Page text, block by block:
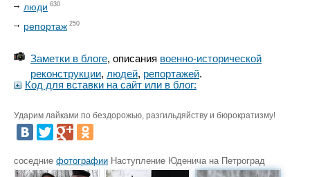
люди 630
репортаж 250
Заметки в блоге, описания военно-исторической
реконструкции, людей, репортажей.
Код для вставки на сайт или в блог:
Ударим лайками по бездорожью, разгильдяйству и бюрократизму!
соседние фотографии Наступление Юденича на Петроград